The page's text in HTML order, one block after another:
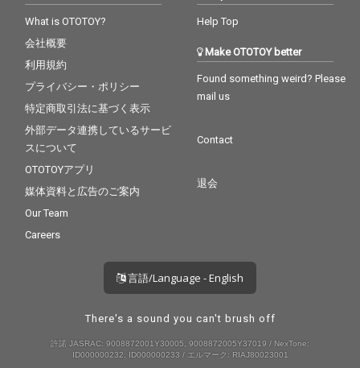
What is OTOTOY?
会社概要
利用規約
プライバシー・ポリシー
特定商取引法に基づく表示
外部データ連携しているサービ
スについて
OTOTOYアプリ
媒体資料と広告のご案内
Our Team
Careers
Help Top
Make OTOTOY better
Found something weird? Please
mail us
Contact
退会
言語/Language - English
There's a sound you can't brush off
許諾 JASRAC: 9008872001Y30005, 9008872005Y37019 / NexTone:
ID000000232, ID000000233 / エルマーク: RIAJ80023001